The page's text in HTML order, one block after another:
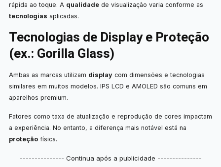
rápida ao toque. A qualidadede visualização varia conforme as
tecnologias aplicadas.
Tecnologias de Display e Proteção
(ex.: Gorilla Glass)
Ambas as marcas utilizam displaycom dimensões e tecnologias
similares em muitos modelos. IPS LCD e AMOLED são comuns em
aparelhos premium.
Fatores como taxa de atualização e reprodução de cores impactam
a experiência. No entanto, a diferença mais notável está na
proteçãofísica.
--------------- Continua após a publicidade ---------------